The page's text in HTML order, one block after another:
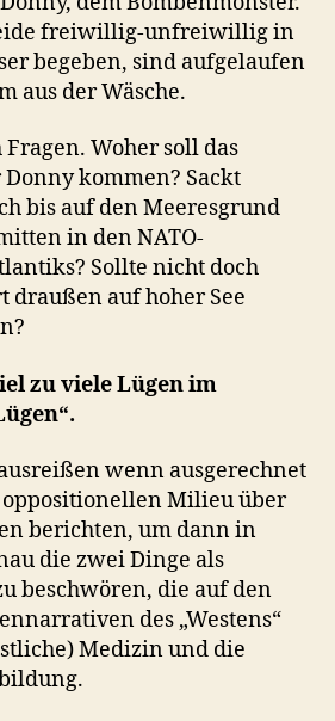
freiwillig-unfreiwillig in
begeben, sind aufgelaufen
aus der Wäsche.
Woher soll das
kommen? Sackt
bis auf den Meeresgrund
in den NATO-
Sollte nicht doch
draußen auf hoher See
zu viele Lügen im
wenn ausgerechnet
oppositionellen Milieu über
berichten, um dann in
die zwei Dinge als
beschwören, die auf den
des „Westens“
Medizin und die